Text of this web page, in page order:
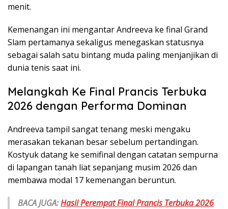
menit.
Kemenangan ini mengantar Andreeva ke final Grand
Slam pertamanya sekaligus menegaskan statusnya
sebagai salah satu bintang muda paling menjanjikan di
dunia tenis saat ini.
Melangkah Ke Final Prancis Terbuka
2026 dengan Performa Dominan
Andreeva tampil sangat tenang meski mengaku
merasakan tekanan besar sebelum pertandingan.
Kostyuk datang ke semifinal dengan catatan sempurna
di lapangan tanah liat sepanjang musim 2026 dan
membawa modal 17 kemenangan beruntun.
BACA JUGA:Hasil Perempat Final Prancis Terbuka 2026